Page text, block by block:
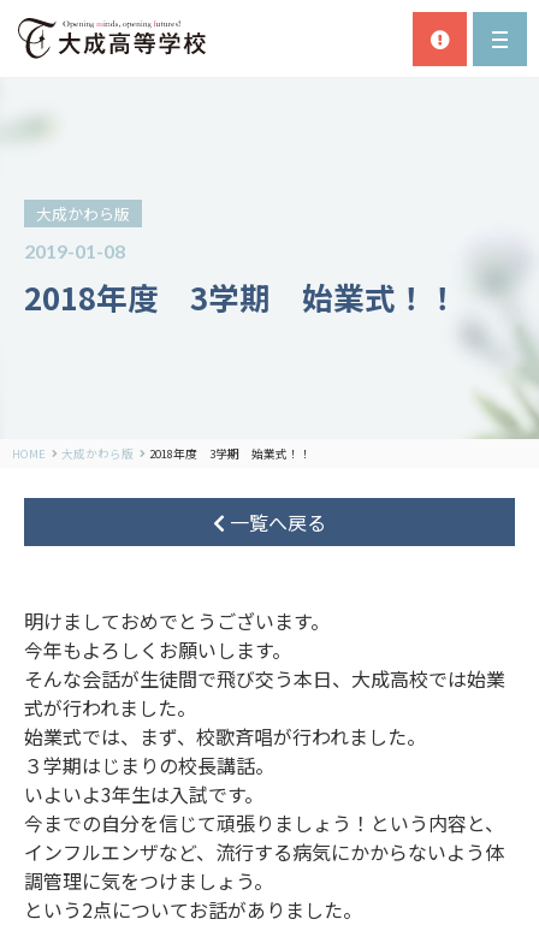
大成かわら版
2019-01-08
2018年度 3学期 始業式！！
HOME 大成かわら版 2018年度 3学期 始業式！！
一覧へ戻る
明けましておめでとうございます。
今年もよろしくお願いします。
そんな会話が生徒間で飛び交う本日、大成高校では始業
式が行われました。
始業式では、まず、校歌斉唱が行われました。
３学期はじまりの校長講話。
いよいよ3年生は入試です。
今までの自分を信じて頑張りましょう！という内容と、
インフルエンザなど、流行する病気にかからないよう体
調管理に気をつけましょう。
という2点についてお話がありました。